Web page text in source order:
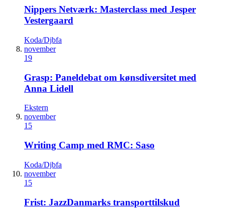
Nippers Netværk: Masterclass med Jesper
Vestergaard
Koda/Djbfa
november
19
Grasp: Paneldebat om kønsdiversitet med
Anna Lidell
Ekstern
november
15
Writing Camp med RMC: Saso
Koda/Djbfa
november
15
Frist: JazzDanmarks transporttilskud